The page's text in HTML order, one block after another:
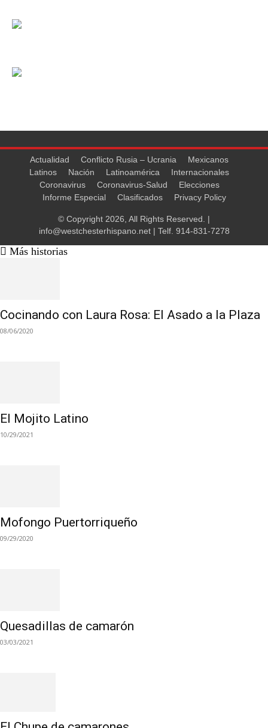
Actualidad Conflicto Rusia – Ucrania
Mexicanos
Latinos
Nación Latinoamérica
Internacionales
Coronavirus
Coronavirus-Salud
Elecciones
Informe Especial
Clasificados Privacy Policy
© Copyright 2026, All Rights Reserved. |
info@westchesterhispano.net| Telf. 914-831-7278
Más historias
Cocinando con Laura Rosa: El Asado a la Plaza
08/06/2020
El Mojito Latino
10/29/2021
Mofongo Puertorriqueño
09/29/2020
Quesadillas de camarón
03/03/2021